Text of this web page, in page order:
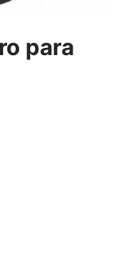
para